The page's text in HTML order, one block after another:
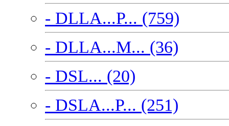
- DLLA...P... (759)
- DLLA...M... (36)
- DSL... (20)
- DSLA...P... (251)